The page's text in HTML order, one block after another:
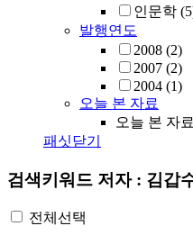
인문학
발행연도
2008 (2)
2007 (2)
2004 (1)
오늘 본 자료
오늘 본 자
패싯닫기
검색키워드 저자 : 김갑
전체선택